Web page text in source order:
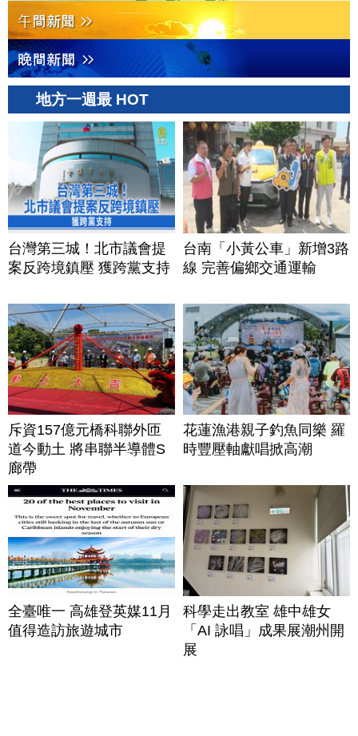
地方一週最 HOT
台灣第三城！北市議會提
案反跨境鎮壓 獲跨黨支持
台南「小黃公車」新增3路
線 完善偏鄉交通運輸
斥資157億元橋科聯外匝
道今動土 將串聯半導體S
廊帶
花蓮漁港親子釣魚同樂 羅
時豐壓軸獻唱掀高潮
全臺唯一 高雄登英媒11月
值得造訪旅遊城市
科學走出教室 雄中雄女
「AI 詠唱」成果展潮州開
展